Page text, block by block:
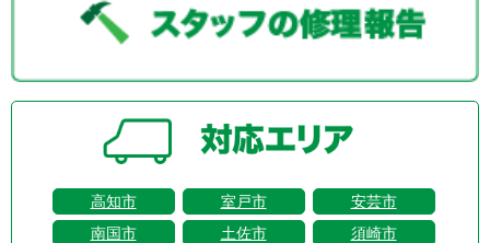
高知市 室戸市
安芸市
南国市
土佐市
須崎市